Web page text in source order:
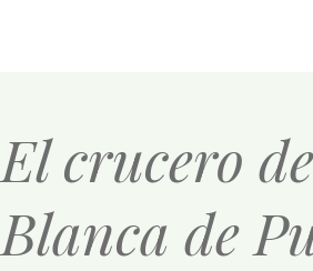
El crucero
Blanca de